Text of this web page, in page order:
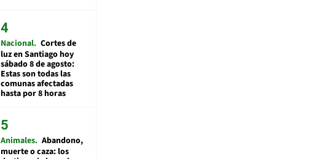
Nacional Cortes de
luz en Santiago hoy
sábado 8 de agosto:
Estas son todas las
comunas afectadas
hasta por 8 horas
Animales Abandono,
muerte o caza: los